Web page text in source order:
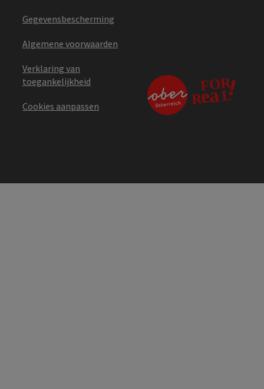
Gegevensbescherming
Algemene voorwaarden
Verklaring van
toegankelijkheid
Cookies aanpassen